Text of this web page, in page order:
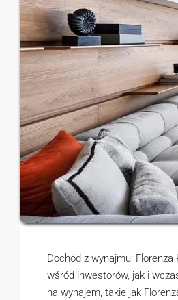
Dochód z wynajmu:
wśród inwestorów, jak i
na wynajem, takie jak